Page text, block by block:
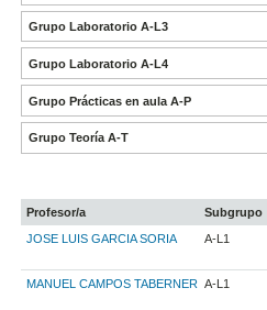
Grupo Laboratorio A-L3
Grupo Laboratorio A-L4
Grupo Prácticas en aula A-P
Grupo Teoría A-T
Profesor/a Subgrupo
JOSE LUIS GARCIA SORIA
A-L1
MANUEL CAMPOS TABERNER A-L1